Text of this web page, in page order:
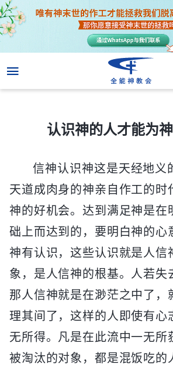
认识神的人才能为
信神认识神这是天经地义
天道成肉身的神亲自作工的时
神的好机会。达到满足神是在
础上而达到的，要明白神的心
神有认识，这些认识就是人信
象，是人信神的根基。人若失
那人信神就是在渺茫之中了，
理其间了，这样的人即使有心
无所得。凡是在此流中一无所
被淘汰的对象，都是混饭吃的